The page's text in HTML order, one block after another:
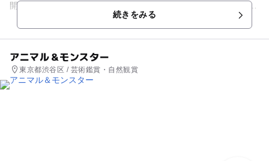
開館時間は10:00〜18:00、金曜日は20:00までです。 月曜休館
続きをみる
アニマル＆モンスター
東京都渋谷区 / 芸術鑑賞・自然観賞